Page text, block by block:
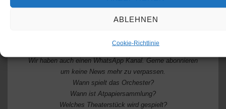
ABLEHNEN
Cookie-Richtlinie
Wir haben auch einen WhatsApp Kanal. Gerne abonnieren
um keine News mehr zu verpassen.
Wann spielt das Orchester?
Wann ist Atpapiersammlung?
Welches Theaterstück wird gespielt?